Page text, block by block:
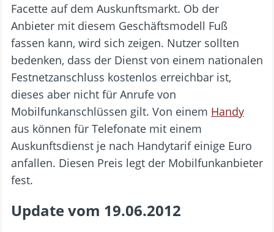
Facette auf dem Auskunftsmarkt. Ob der
Anbieter mit diesem Geschäftsmodell Fuß
fassen kann, wird sich zeigen. Nutzer sollten
bedenken, dass der Dienst von einem nationalen
Festnetzanschluss kostenlos erreichbar ist,
dieses aber nicht für Anrufe von
Mobilfunkanschlüssen gilt. Von einem Handy
aus können für Telefonate mit einem
Auskunftsdienst je nach Handytarif einige Euro
anfallen. Diesen Preis legt der Mobilfunkanbieter
fest.
Update vom 19.06.2012